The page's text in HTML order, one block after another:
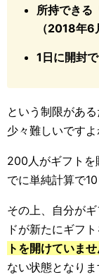
所持できる
（2018年
1日に開封
という制限があ
少々難しいですよ
200人がギフトを
でに単純計算で10
その上、自分が
ドが新たにギフ
トを開けていませ
ない状態となりま